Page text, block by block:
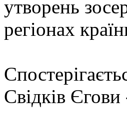
утворень
регіонах
Свідків